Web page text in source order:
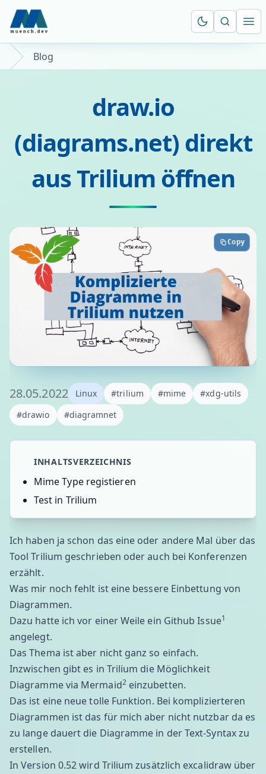
Suche
Blog
draw.io
(diagrams.net) direkt
aus Trilium öffnen
28.05.2022 Linux #trilium #mime
#xdg-utils
#drawio
#diagramnet
INHALTSVERZEICHNIS
Mime Type registieren
Test in Trilium
Ich haben ja schon das eine oder andere Mal über das
Tool Trilium geschrieben oder auch bei Konferenzen
erzählt.
Was mir noch fehlt ist eine bessere Einbettung von
Diagrammen.
Dazu hatte ich vor einer Weile ein Github Issue1
angelegt.
Das Thema ist aber nicht ganz so einfach.
Inzwischen gibt es in Trilium die Möglichkeit
Diagramme via Mermaid2einzubetten.
Das ist eine neue tolle Funktion. Bei komplizierteren
Diagrammen ist das für mich aber nicht nutzbar da es
zu lange dauert die Diagramme in der Text-Syntax zu
erstellen.
In Version 0.52 wird Trilium zusätzlich excalidraw über
Copy
Copy
Copy